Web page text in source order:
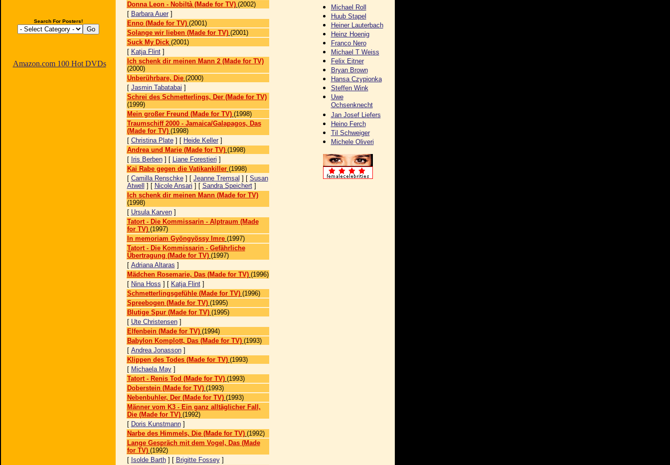
Search For Posters!
Amazon.com 100 Hot DVDs
Donna Leon - Nobiltà (Made for TV) (2002)
[ Barbara Auer]
Enno (Made for TV) (2001)
Solange wir lieben (Made for TV) (2001)
Suck My Dick (2001)
[ Katja Flint]
Ich schenk dir meinen Mann 2 (Made for TV)
(2000)
Unberührbare, Die (2000)
[ Jasmin Tabatabai ]
Schrei des Schmetterlings, Der (Made for TV)
(1999)
Mein großer Freund (Made for TV) (1998)
Traumschiff 2000 - Jamaica/Galapagos, Das
(Made for TV) (1998)
[ Christina Plate] [ Heide Keller]
Andrea und Marie (Made for TV) (1998)
[ Iris Berben] [ Liane Forestieri ]
Kai Rabe gegen die Vatikankiller (1998)
[ Camilla Renschke] [ Jeanne Tremsal ] [ Susan
Atwell
] [ Nicole Ansari ] [ Sandra Speichert]
Ich schenk dir meinen Mann (Made for TV)
(1998)
[ Ursula Karven]
Tatort - Die Kommissarin - Alptraum (Made
for TV) (1997)
In memoriam Gyöngyössy Imre (1997)
Tatort - Die Kommissarin - Gefährliche
Übertragung (Made for TV) (1997)
[ Adriana Altaras ]
Mädchen Rosemarie, Das (Made for TV) (1996)
[ Nina Hoss ] [ Katja Flint]
Schmetterlingsgefühle (Made for TV) (1996)
Spreebogen (Made for TV) (1995)
Blutige Spur (Made for TV) (1995)
[ Ute Christensen]
Elfenbein (Made for TV) (1994)
Babylon Komplott, Das (Made for TV) (1993)
[ Andrea Jonasson]
Klippen des Todes (Made for TV) (1993)
[ Michaela May]
Tatort - Renis Tod (Made for TV) (1993)
Doberstein (Made for TV) (1993)
Nebenbuhler, Der (Made for TV) (1993)
Männer vom K3 - Ein ganz alltäglicher Fall,
Die (Made for TV) (1992)
[ Doris Kunstmann]
Narbe des Himmels, Die (Made for TV) (1992)
Lange Gespräch mit dem Vogel, Das (Made
for TV) (1992)
[ Isolde Barth] [ Brigitte Fossey]
Michael Roll
Huub Stapel
Heiner Lauterbach
Heinz Hoenig
Franco Nero
Michael T Weiss
Felix Eitner
Bryan Brown
Hansa Czypionka
Steffen Wink
Uwe
Ochsenknecht
Jan Josef Liefers
Heino Ferch
Til Schweiger
Michele Oliveri